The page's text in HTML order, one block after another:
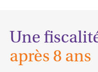
Une
après 8 ans